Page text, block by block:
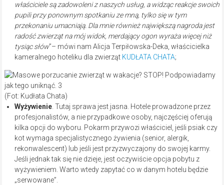
właściciele są zadowoleni z naszych usług, a widząc reakcje swoich
pupili przy ponownym spotkaniu ze mną, tylko się w tym
przekonaniu umacniają. Dla mnie również największą nagroda jest
radość zwierząt na mój widok, merdający ogon wyraża więcej niż
tysiąc słów”– mówi nam Alicja Terpiłowska-Deka, właścicielka
kameralnego hoteliku dla zwierząt KUDŁATA CHATA;
(Fot: Kudłata Chata)
Wyżywienie. Tutaj sprawa jest jasna. Hotele prowadzone przez
profesjonalistów, a nie przypadkowe osoby, najczęściej oferują
kilka opcji do wyboru. Pokarm przywozi właściciel, jeśli psiak czy
kot wymaga specjalistycznego żywienia (senior, alergik,
rekonwalescent) lub jeśli jest przyzwyczajony do swojej karmy.
Jeśli jednak tak się nie dzieje, jest oczywiście opcja pobytu z
wyżywieniem. Warto wtedy zapytać co w danym hotelu będzie
„serwowane”.